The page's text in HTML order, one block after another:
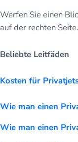
Werfen Sie einen
auf der rechten Seite.
Beliebte Leitfäden
Kosten für
Wie man einen
Wie man einen